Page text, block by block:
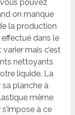
pouvez
on manque
la production
dans le
mais c’est
nettoyants
liquide. La
planche à
même
à ce